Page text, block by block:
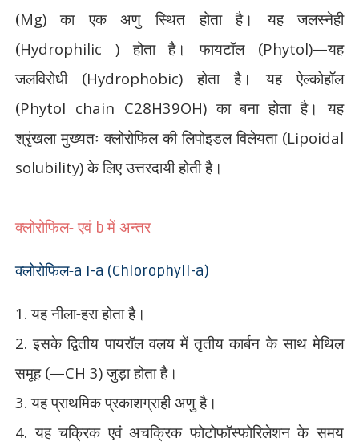
(Mg)का एक अणु स्थित होता है। यह जलस्नेही
(Hydrophilic )होता है। फायटॉल (Phytol)—यह
जलविरोधी (Hydrophobic)होता है। यह ऐल्कोहॉल
(Phytol chain C28H39OH)का बना होता है। यह
श्रृंखला मुख्यतः क्लोरोफिल की लिपोइडल विलेयता (Lipoidal
solubility)के लिएउत्तरदायी होती है।
क्लोरोफिल- एवं b में अन्तर
क्लोरोफिल-a I-a (Chlorophyll-a)
1.यह नीला-हरा होता है।
2.इसके द्वितीय पायरॉल वलय में तृतीय कार्बन के साथ मेथिल
समूह (—CH 3)जुड़ा होता है।
3.यह प्राथमिक प्रकाशग्राही अणु है।
4.यह चक्रिक एवं अचक्रिक फोटोफॉस्फोरिलेशन के समय